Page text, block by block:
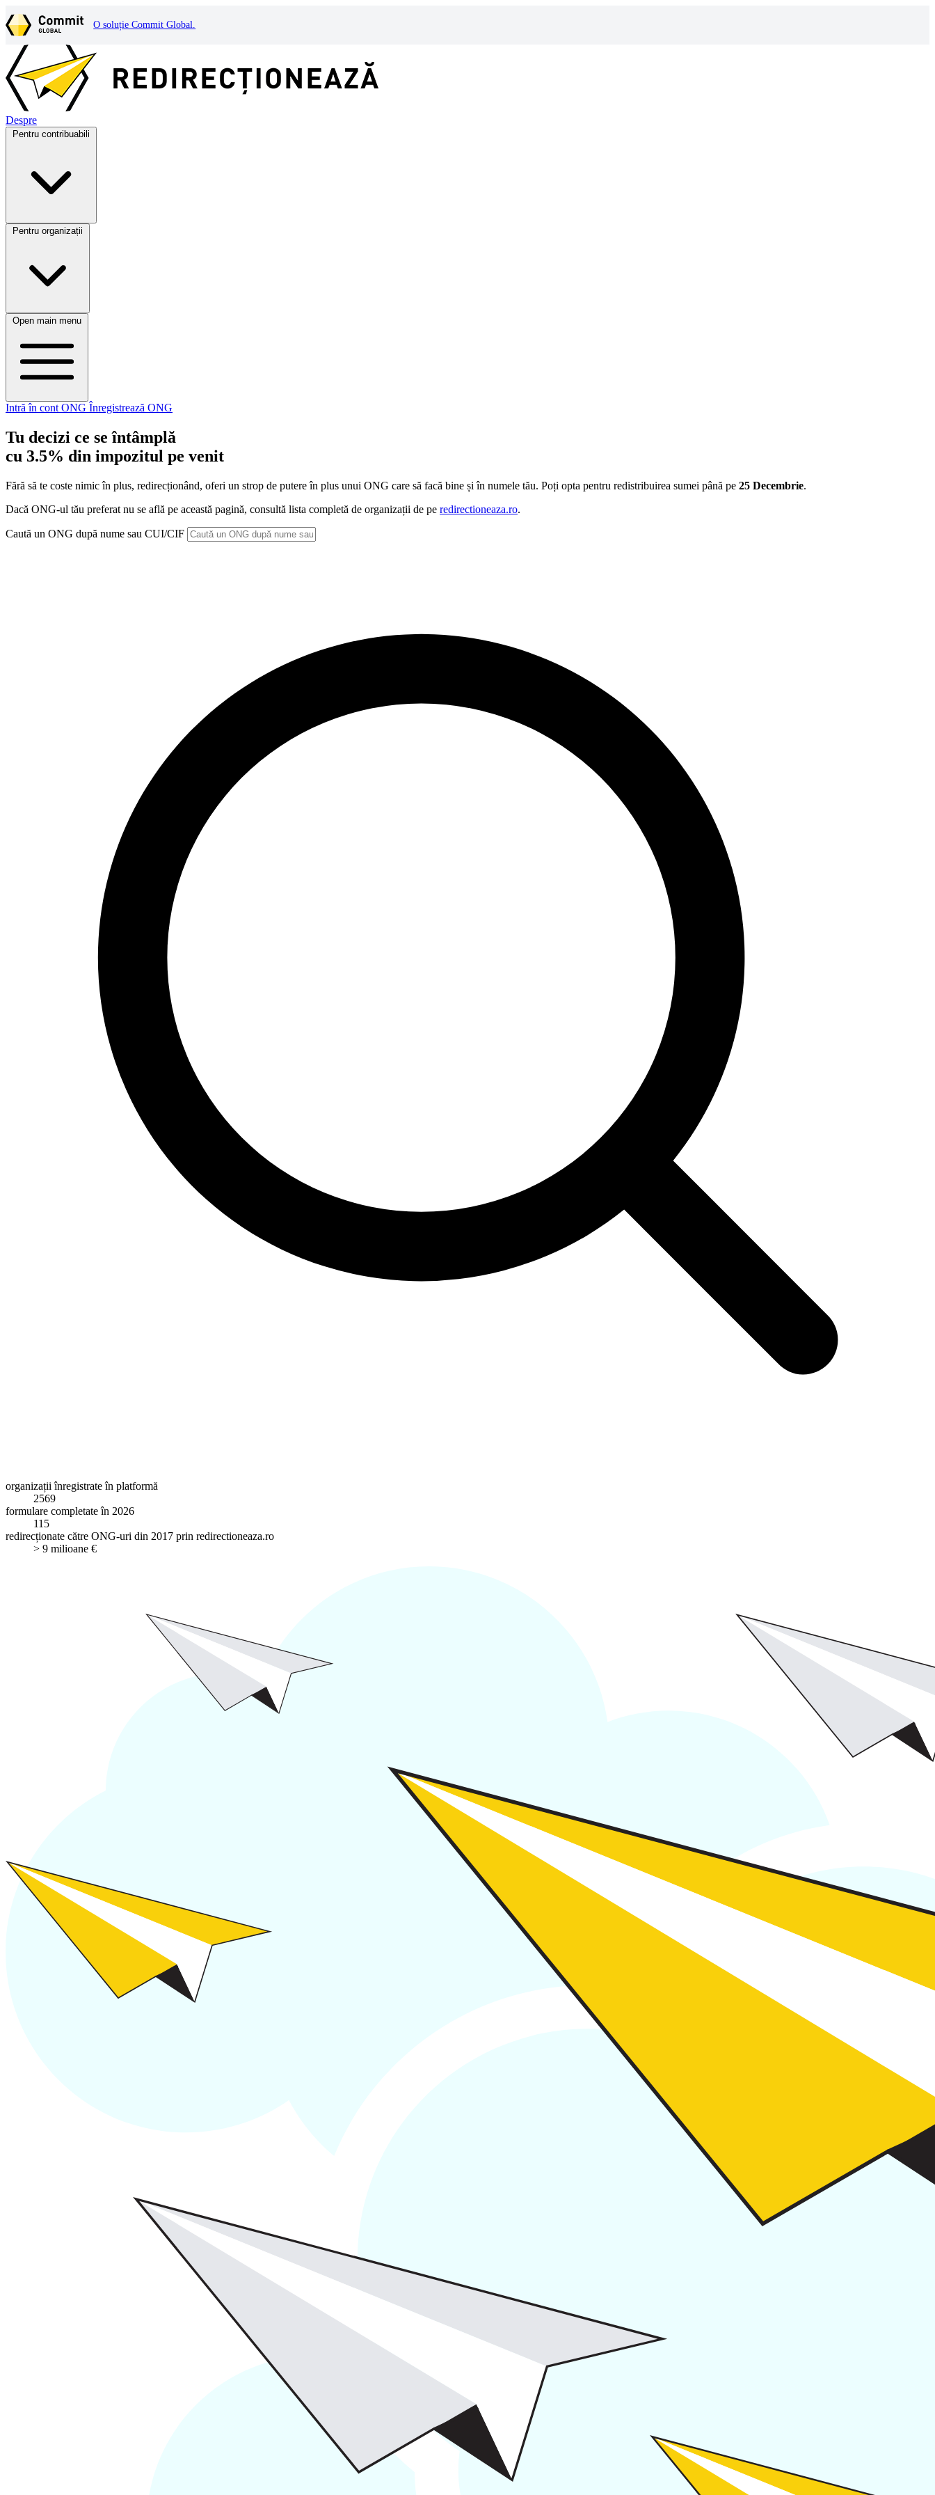
O soluție Commit Global.
Despre
Pentru contribuabili
Pentru organizații
Open main menu
Intră în cont ONG Înregistrează ONG
Tu decizi ce se întâmplă
cu 3.5% din impozitul pe venit
Fără să te coste nimic în plus, redirecționând, oferi un strop de putere în plus unui ONG care să facă bine și în numele tău. Poți opta pentru redistribuirea sumei până pe 25 Decembrie.
Dacă ONG-ul tău preferat nu se află pe această pagină, consultă lista completă de organizații de pe redirectioneaza.ro.
Caută un ONG după nume sau CUI/CIF
organizații înregistrate în platformă
2569
formulare completate în 2026
115
redirecționate către ONG-uri din 2017 prin redirectioneaza.ro
> 9 milioane €